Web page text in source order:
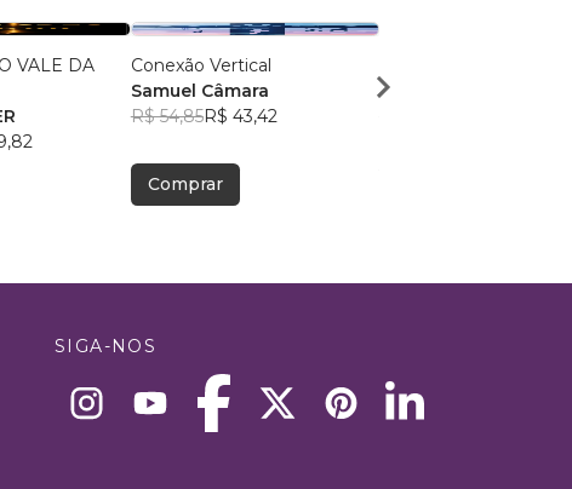
VALE DA
Conexão Vertical
Samuel Câmara
R$ 54,85R$ 43,42
Comprar
Cleiton Cassio Bach
SIGA-NOS